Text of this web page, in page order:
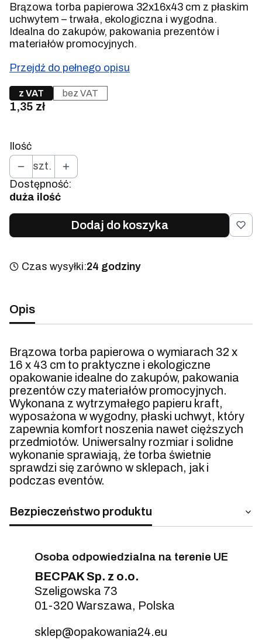
Brązowa torba papierowa 32x16x43 cm z płaskim
uchwytem – trwała, ekologiczna i wygodna.
Idealna do zakupów, pakowania prezentów i
materiałów promocyjnych.
Przejdź do pełnego opisu
z VAT bez VAT
Cena
1,35 zł
Ilość
szt.
Dostępność:
duża ilość
Dodaj do koszyka
Czas wysyłki:24 godziny
Opis
Brązowa torba papierowa o wymiarach 32 x
16 x 43 cm to praktyczne i ekologiczne
opakowanie idealne do zakupów, pakowania
prezentów czy materiałów promocyjnych.
Wykonana z wytrzymałego papieru kraft,
wyposażona w wygodny, płaski uchwyt, który
zapewnia komfort noszenia nawet cięższych
przedmiotów. Uniwersalny rozmiar i solidne
wykonanie sprawiają, że torba świetnie
sprawdzi się zarówno w sklepach, jak i
podczas eventów.
Bezpieczeństwo produktu
Osoba odpowiedzialna na terenie UE
BECPAK Sp. z o.o.
Szeligowska 73
01-320 Warszawa, Polska
sklep@opakowania24.eu